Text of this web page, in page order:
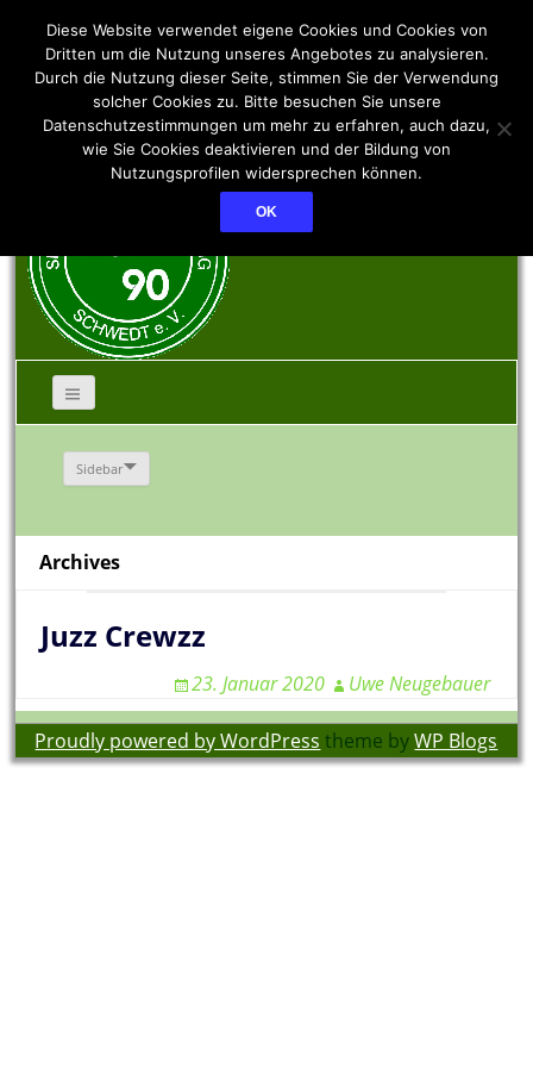
SSV PCK 90 Schwedt
e.V.
Sidebar
Archives
Juzz Crewzz
23. Januar 2020 Uwe Neugebauer
Proudly powered by WordPress theme byWP Blogs
Diese Website verwendet eigene Cookies und Cookies von
Dritten um die Nutzung unseres Angebotes zu analysieren.
Durch die Nutzung dieser Seite, stimmen Sie der Verwendung
solcher Cookies zu. Bitte besuchen Sie unsere
Datenschutzestimmungen um mehr zu erfahren, auch dazu,
wie Sie Cookies deaktivieren und der Bildung von
Nutzungsprofilen widersprechen können.
OK